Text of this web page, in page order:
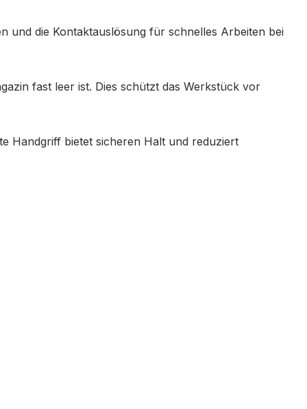
und die Kontaktauslösung für schnelles Arbeiten bei
fast leer ist. Dies schützt das Werkstück vor
Handgriff bietet sicheren Halt und reduziert